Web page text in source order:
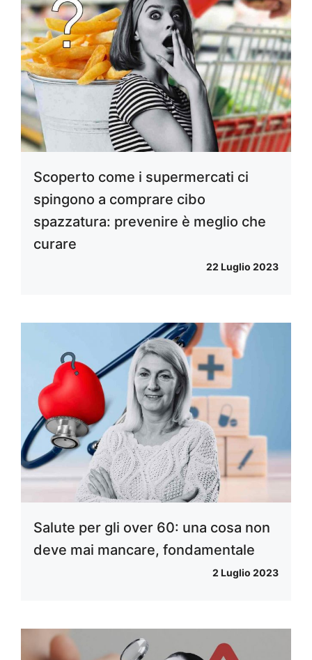
Scoperto come i supermercati ci
spingono a comprare cibo
spazzatura: prevenire è meglio che
curare
22 Luglio 2023
Salute per gli over 60: una cosa non
deve mai mancare, fondamentale
2 Luglio 2023